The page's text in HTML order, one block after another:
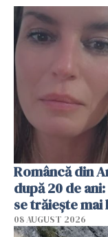
Româncă din
după 20 de
se trăiește mai
08 AUGUST 2026